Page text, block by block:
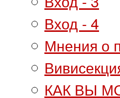
Вход - 4
Мнения о
КАК ВЫ